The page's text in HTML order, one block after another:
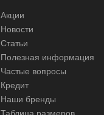
Акции
Новости
Статьи
Полезная информация
Частые вопросы
Кредит
Наши бренды
Таблица размеров